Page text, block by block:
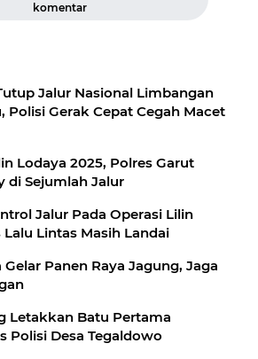
komentar
Jalur Nasional Limbangan
Polisi Gerak Cepat Cegah Macet
Lodaya 2025, Polres Garut
di Sejumlah Jalur
Jalur Pada Operasi Lilin
Lalu Lintas Masih Landai
Panen Raya Jagung, Jaga
Letakkan Batu Pertama
Polisi Desa Tegaldowo